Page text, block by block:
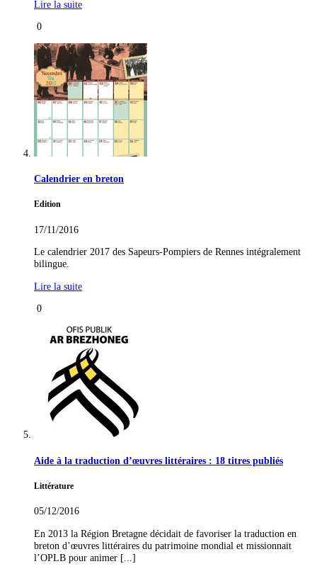
Lire la suite
0
Calendrier en breton
Edition
17/11/2016
Le calendrier 2017 des Sapeurs-Pompiers de Rennes intégralement
bilingue.
Lire la suite
0
Aide à la traduction d’œuvres littéraires : 18 titres publiés
Littérature
05/12/2016
En 2013 la Région Bretagne décidait de favoriser la traduction en
breton d’œuvres littéraires du patrimoine mondial et missionnait
l’OPLB pour animer [...]